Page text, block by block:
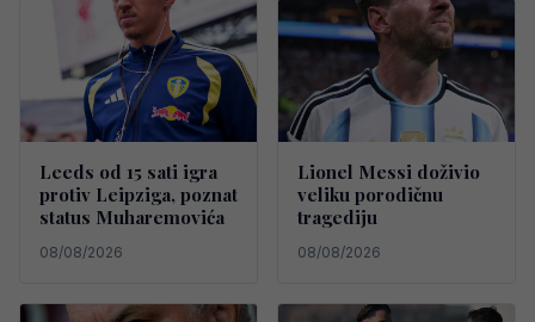
Leeds od 15 sati igra
protiv Leipziga, poznat
status Muharemovića
08/08/2026
Lionel Messi doživio
veliku porodičnu
tragediju
08/08/2026